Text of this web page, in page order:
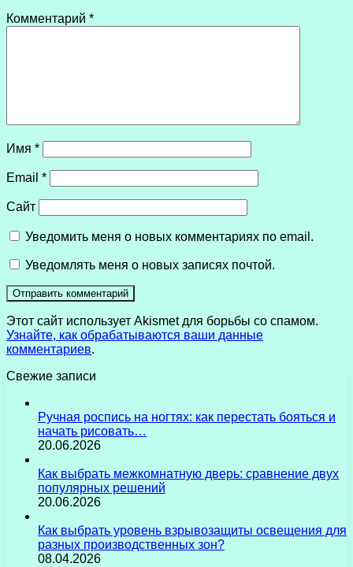
Комментарий *
Имя *
Email *
Сайт
Уведомить меня о новых комментариях по email.
Уведомлять меня о новых записях почтой.
Этот сайт использует Akismet для борьбы со спамом.
Узнайте, как обрабатываются ваши данные
комментариев.
Свежие записи
Ручная роспись на ногтях: как перестать бояться и
начать рисовать…
20.06.2026
Как выбрать межкомнатную дверь: сравнение двух
популярных решений
20.06.2026
Как выбрать уровень взрывозащиты освещения для
разных производственных зон?
08.04.2026